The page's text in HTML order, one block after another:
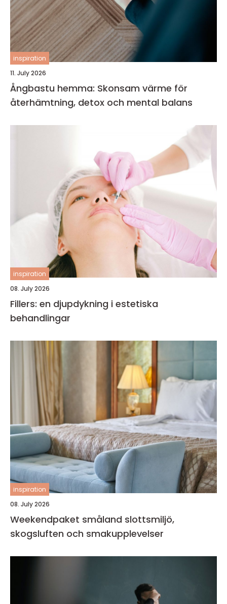
inspiration
11. July 2026
Ångbastu hemma: Skonsam värme för
återhämtning, detox och mental balans
inspiration
08. July 2026
Fillers: en djupdykning i estetiska
behandlingar
inspiration
08. July 2026
Weekendpaket småland slottsmiljö,
skogsluften och smakupplevelser